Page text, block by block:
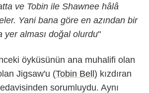
ve Tobin ile Shawnee hâlâ
Yani bana göre en azından bir
yer alması doğal olurdu"
öyküsünün ana muhalifi olan
Jigsaw'u (Tobin Bell) kızdıran
sorumluydu. Aynı